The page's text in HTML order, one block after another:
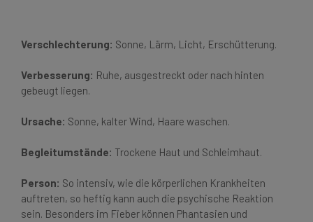
Verschlechterung: Sonne, Lärm, Licht, Erschütterung.
Verbesserung: Ruhe, ausgestreckt oder nach hinten
gebeugt liegen.
Ursache: Sonne, kalter Wind, Haare waschen.
Begleitumstände: Trockene Haut und Schleimhaut.
Person: So intensiv, wie die körperlichen Krankheiten
auftreten, so heftig kann auch die psychische Reaktion
sein. Besonders im Fieber können Phantasien und